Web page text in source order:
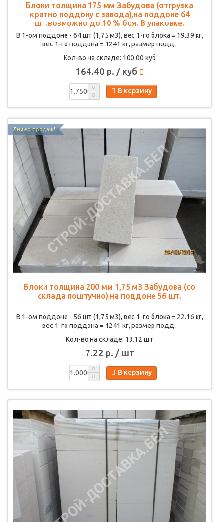
Блоки толщина 175 мм Забудова (отгрузка
кратно поддону с завода),на поддоне 64
шт.возможно до 10 % боя. В упаковке.
В 1-ом поддоне - 64 шт (1,75 м3), вес 1-го блока = 19.39 кг,
вес 1-го поддона = 1241 кг, размер подд..
Кол-во на складе: 100.00 куб
164.40 р. / куб
В корзину
Лидер продаж!
Блоки толщина 200 мм 1,75 м3 Забудова (со
склада поштучно),на поддоне 56 шт.
В 1-ом поддоне - 56 шт (1,75 м3), вес 1-го блока = 22.16 кг,
вес 1-го поддона = 1241 кг, размер подд..
Кол-во на складе: 13.12 шт
7.22 р. / шт
В корзину